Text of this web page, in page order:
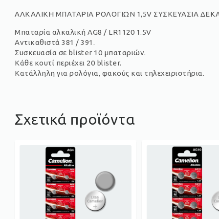
ΑΛΚΑΛΙΚΗ ΜΠΑΤΑΡΙΑ ΡΟΛΟΓΙΩΝ 1,5V ΣΥΣΚΕΥΑΣΙΑ
Μπαταρία αλκαλική AG8 / LR1120 1.5V
Αντικαθιστά 381 / 391.
Συσκευασία σε blister 10 μπαταριών.
Κάθε κουτί περιέχει 20 blister.
Κατάλληλη για ρολόγια, φακούς και τηλεχειριστήρια.
Σχετικά προϊόντα